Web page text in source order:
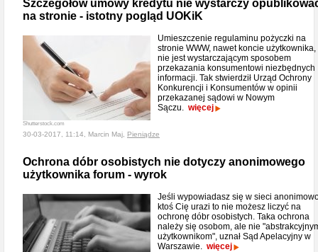
Szczegółów umowy kredytu nie wystarczy
na stronie - istotny pogląd UOKiK
Shutterstock.com
Umieszczenie regulaminu pożyczki na
stronie WWW, nawet koncie użytkownika,
nie jest wystarczającym sposobem
przekazania konsumentowi niezbędnych
informacji. Tak stwierdził Urząd Ochrony
Konkurencji i Konsumentów w opinii
przekazanej sądowi w Nowym
Sączu. więcej
30-03-2017, 11:14, Marcin Maj, Pieniądze
Ochrona dóbr osobistych nie dotyczy anonimowego
użytkownika forum - wyrok
Jeśli wypowiadasz się w sieci
ktoś Cię urazi to nie możesz liczyć na
ochronę dóbr osobistych. Taka ochrona
należy się osobom, ale nie
użytkownikom", uznał Sąd Apelacyjny w
Warszawie. więcej